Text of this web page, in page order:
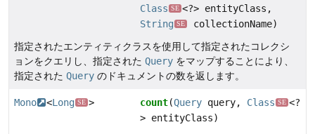
Class SE <?> entityClass,
String SE
collectionName)
指定されたエンティティクラスを使用して指定されたコレクシ
ョンをクエリし、指定された Query をマップすることにより、
指定された Query のドキュメントの数を返します。
Mono <Long SE > count(Query query, Class SE <?
> entityClass)